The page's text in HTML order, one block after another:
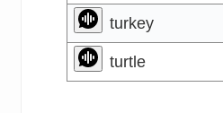
turkey
turtle